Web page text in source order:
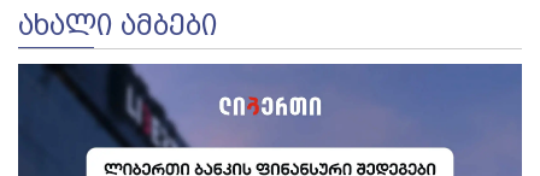
ᲐᲮᲐᲚᲘ ᲐᲛᲑᲔᲑᲘ